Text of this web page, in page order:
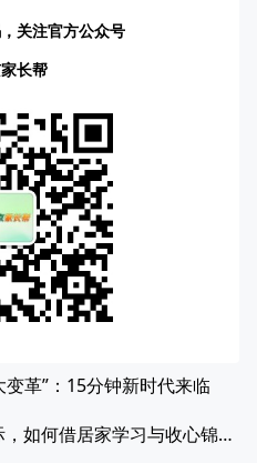
关注官方公众号
长帮
革”：15分钟新时代来临
抗战胜利 80 周年之际，如何借居家学习与收心锦囊助力孩子迎接新学期？